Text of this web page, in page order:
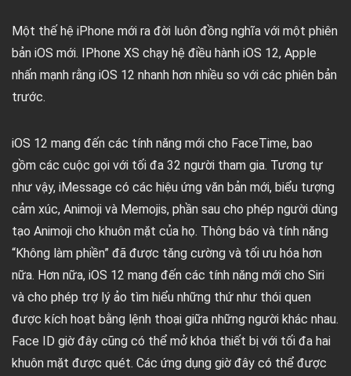
Một thế hệ iPhone mới ra đời luôn đồng nghĩa với một phiên
bản iOS mới. IPhone XS chạy hệ điều hành iOS 12, Apple
nhấn mạnh rằng iOS 12 nhanh hơn nhiều so với các phiên bản
trước.
iOS 12 mang đến các tính năng mới cho FaceTime, bao
gồm các cuộc gọi với tối đa 32 người tham gia. Tương tự
như vậy, iMessage có các hiệu ứng văn bản mới, biểu tượng
cảm xúc, Animoji và Memojis, phần sau cho phép người dùng
tạo Animoji cho khuôn mặt của họ. Thông báo và tính năng
“Không làm phiền” đã được tăng cường và tối ưu hóa hơn
nữa. Hơn nữa, iOS 12 mang đến các tính năng mới cho Siri
và cho phép trợ lý ảo tìm hiểu những thứ như thói quen
được kích hoạt bằng lệnh thoại giữa những người khác nhau.
Face ID giờ đây cũng có thể mở khóa thiết bị với tối đa hai
khuôn mặt được quét. Các ứng dụng giờ đây có thể được